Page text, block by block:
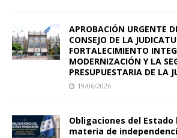
APROBACIÓN URGENTE
CONSEJO DE LA
FORTALECIMIENTO
MODERNIZACIÓN Y LA
PRESUPUESTARIA DE LA
19/06/2026
Obligaciones del Estado
materia de